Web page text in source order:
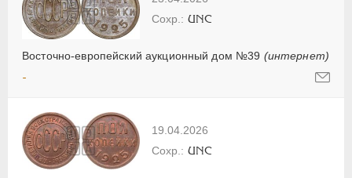
Восточно-европейский аукционный дом №39 (интернет)
UNC
-
19.04.2026
UNC